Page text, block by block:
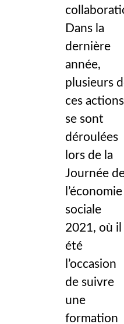
Dans la
dernière
année,
plusieurs
ces actions
se sont
déroulées
lors de la
Journée
l’économie
sociale
2021, où il
été
l’occasion
de suivre
une
formation